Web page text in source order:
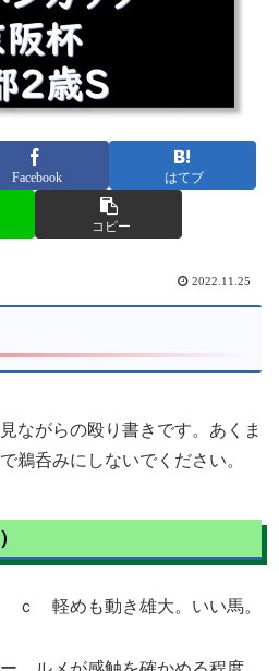
Facebook はてブ
コピー
2022.11.25
ながらの殴り書きです。あくま
鵜呑みにしないでください。
軽めも動き雄大。いい馬。